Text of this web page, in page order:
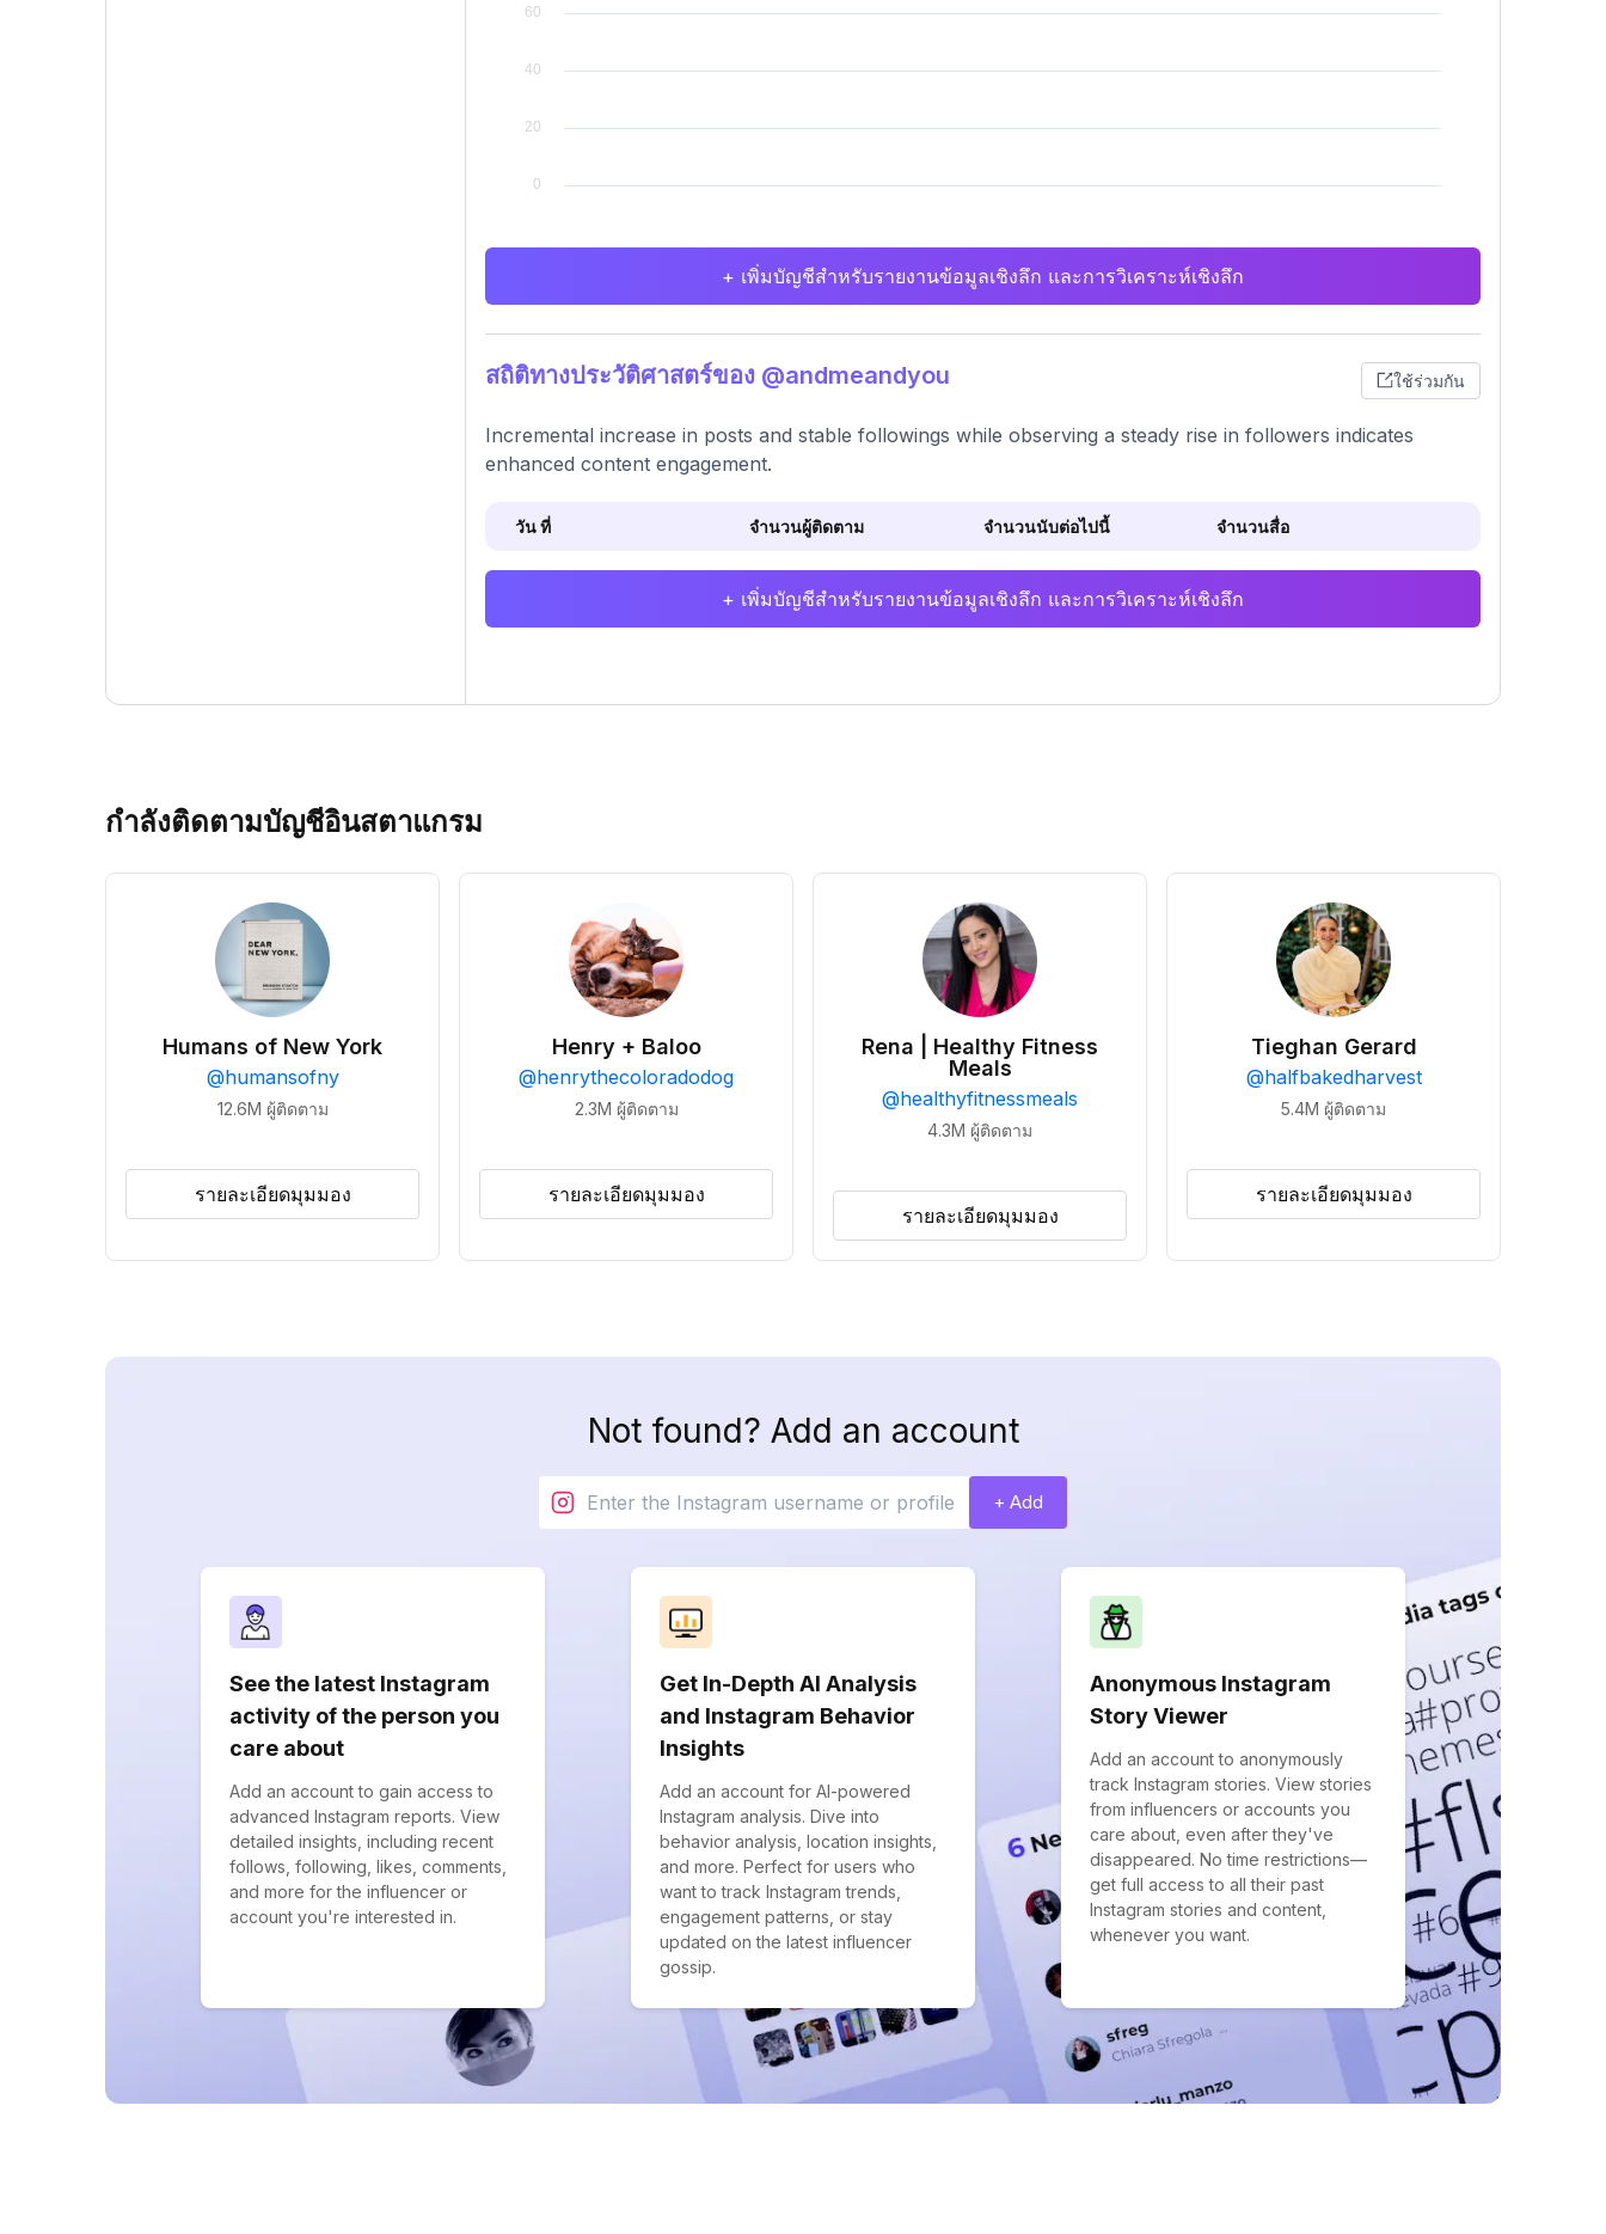
+ เพิ่มบัญชีสำหรับรายงานข้อมูลเชิงลึก และการวิเคราะห์เชิงลึก
สถิติทางประวัติศาสตร์ของ @andmeandyou ใช้ร่วมกัน
Incremental increase in posts and stable followings while observing a steady rise in followers indicates
enhanced content engagement.
วัน ที่ จำนวนผู้ติดตาม จำนวนนับต่อไปนี้ จำนวนสื่อ
+ เพิ่มบัญชีสำหรับรายงานข้อมูลเชิงลึก และการวิเคราะห์เชิงลึก
กำลังติดตามบัญชีอินสตาแกรม
Humans of New York
@humansofny
12.6M ผู้ติดตาม
รายละเอียดมุมมอง
Henry + Baloo
@henrythecoloradodog
2.3M ผู้ติดตาม
รายละเอียดมุมมอง
Rena | Healthy Fitness
Meals
@healthyfitnessmeals
4.3M ผู้ติดตาม
รายละเอียดมุมมอง
Tieghan Gerard
@halfbakedharvest
5.4M ผู้ติดตาม
รายละเอียดมุมมอง
Not found? Add an account
+ Add
See the latest Instagram
activity of the person you
care about
Add an account to gain access to
advanced Instagram reports. View
detailed insights, including recent
follows, following, likes, comments,
and more for the influencer or
account you're interested in.
Get In-Depth AI Analysis
and Instagram Behavior
Insights
Add an account for AI-powered
Instagram analysis. Dive into
behavior analysis, location insights,
and more. Perfect for users who
want to track Instagram trends,
engagement patterns, or stay
updated on the latest influencer
gossip.
Anonymous Instagram
Story Viewer
Add an account to anonymously
track Instagram stories. View stories
from influencers or accounts you
care about, even after they've
disappeared. No time restrictions—
get full access to all their past
Instagram stories and content,
whenever you want.